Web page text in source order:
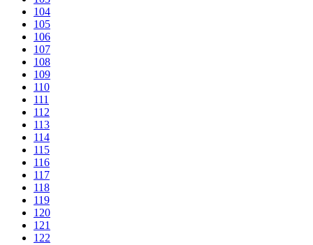
104
105
106
107
108
109
110
111
112
113
114
115
116
117
118
119
120
121
122